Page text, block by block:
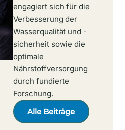
engagiert sich für die
Verbesserung der
Wasserqualität und -
sicherheit sowie die
optimale
Nährstoffversorgung
durch fundierte
Forschung.
Alle Beiträge